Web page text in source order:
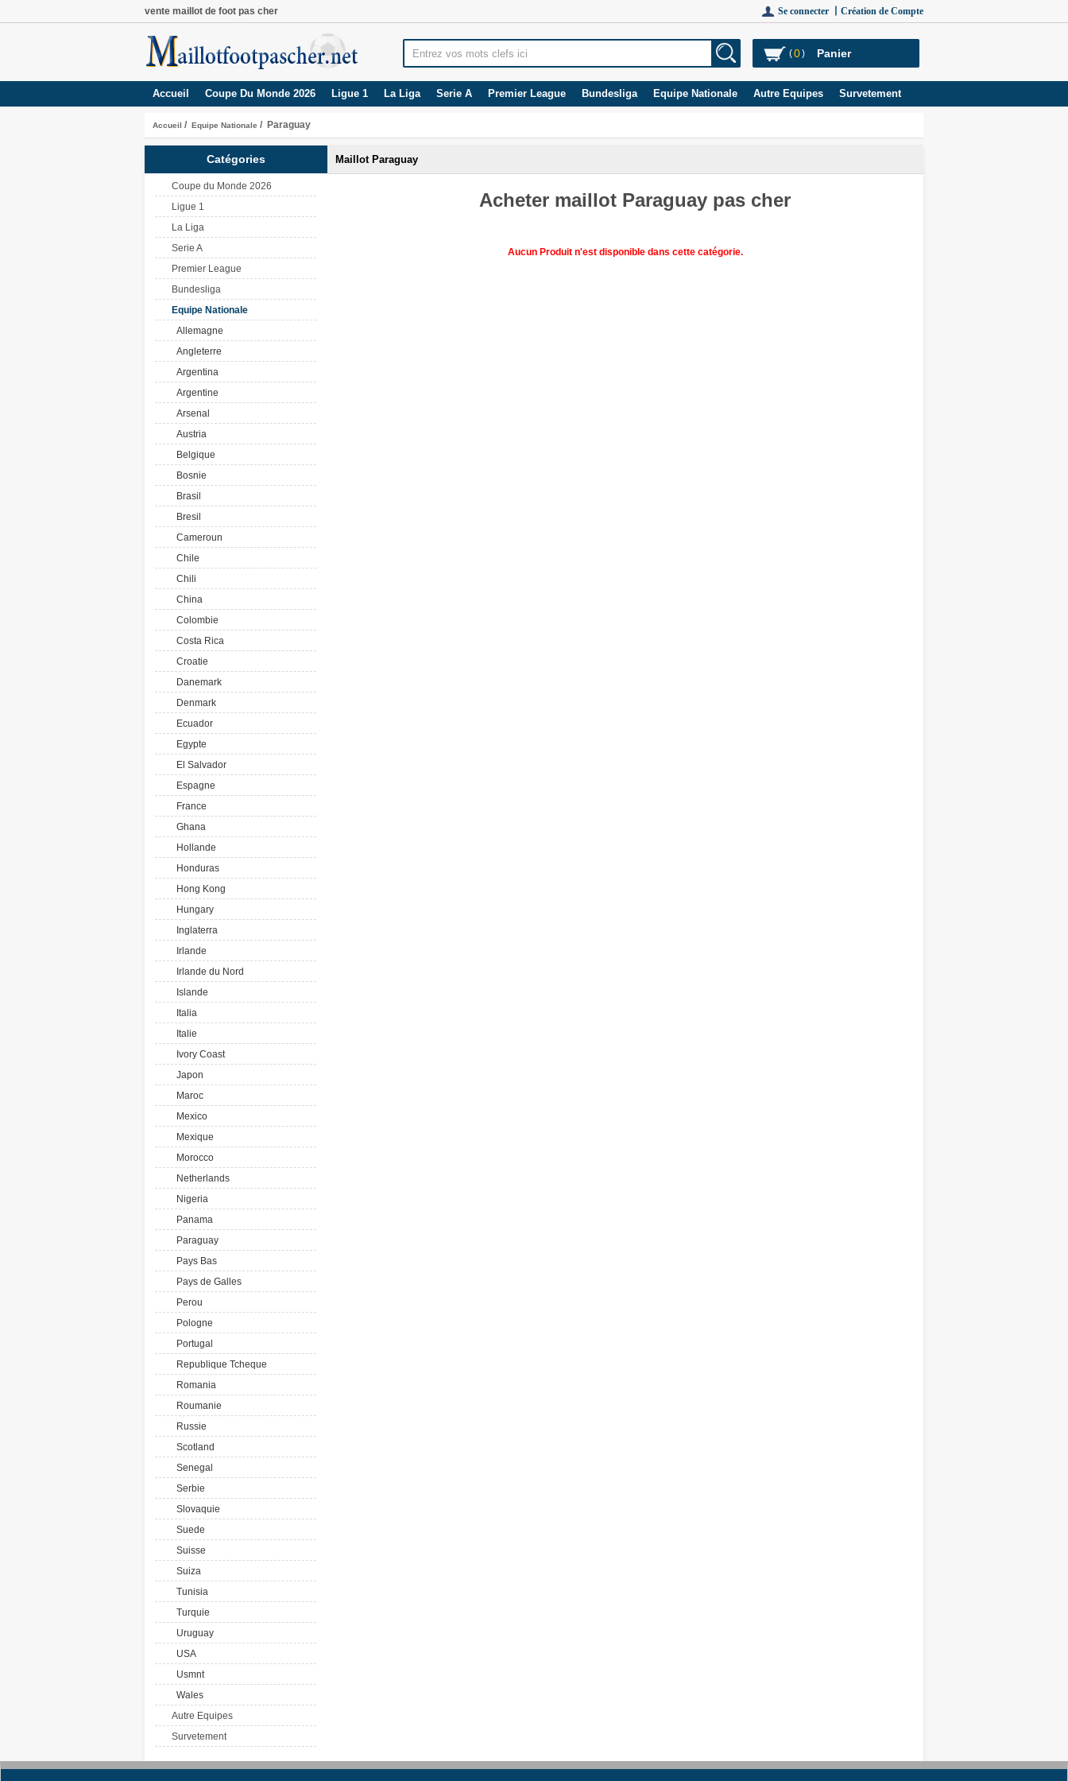
vente maillot de foot pas cher Se connecter 丨 Création de Compte
(0) Panier
Accueil Coupe Du Monde 2026 Ligue 1 La Liga Serie A Premier League Bundesliga Equipe Nationale Autre Equipes Survetement
Accueil / Equipe Nationale / Paraguay
Catégories
Coupe du Monde 2026
Ligue 1
La Liga
Serie A
Premier League
Bundesliga
Equipe Nationale
Allemagne
Angleterre
Argentina
Argentine
Arsenal
Austria
Belgique
Bosnie
Brasil
Bresil
Cameroun
Chile
Chili
China
Colombie
Costa Rica
Croatie
Danemark
Denmark
Ecuador
Egypte
El Salvador
Espagne
France
Ghana
Hollande
Honduras
Hong Kong
Hungary
Inglaterra
Irlande
Irlande du Nord
Islande
Italia
Italie
Ivory Coast
Japon
Maroc
Mexico
Mexique
Morocco
Netherlands
Nigeria
Panama
Paraguay
Pays Bas
Pays de Galles
Perou
Pologne
Portugal
Republique Tcheque
Romania
Roumanie
Russie
Scotland
Senegal
Serbie
Slovaquie
Suede
Suisse
Suiza
Tunisia
Turquie
Uruguay
USA
Usmnt
Wales
Autre Equipes
Survetement
Maillot Paraguay
Acheter maillot Paraguay pas cher
Aucun Produit n'est disponible dans cette catégorie.